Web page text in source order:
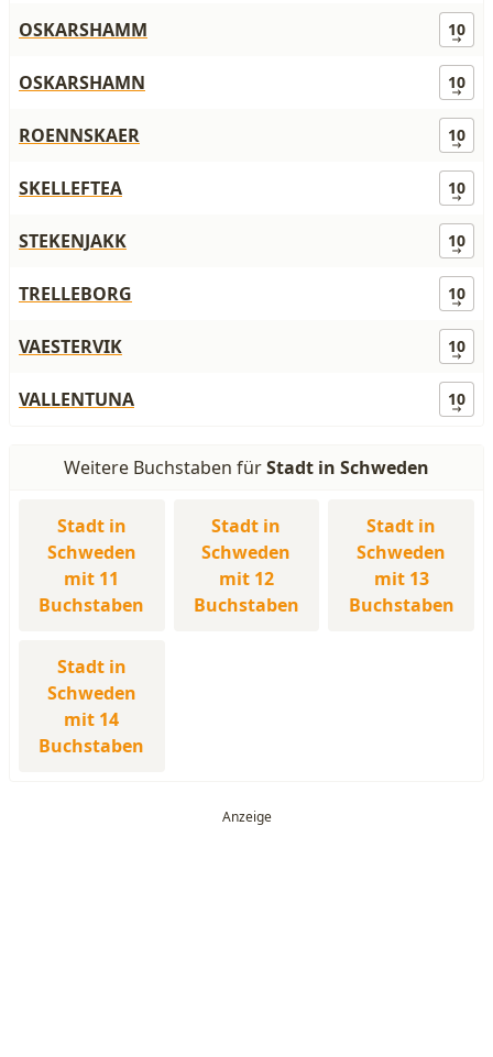
OSKARSHAMM 10
OSKARSHAMN 10
ROENNSKAER 10
SKELLEFTEA 10
STEKENJAKK 10
TRELLEBORG 10
VAESTERVIK 10
VALLENTUNA 10
Weitere Buchstaben fürStadt in Schweden
Stadt in
Schweden
mit 11
Buchstaben
Stadt in
Schweden
mit 12
Buchstaben
Stadt in
Schweden
mit 13
Buchstaben
Stadt in
Schweden
mit 14
Buchstaben